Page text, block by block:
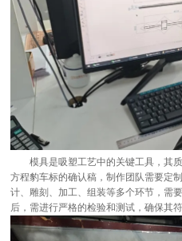
模具是吸塑工艺中的关键工具，其质
方程豹车标的确认稿，制作团队需要定
计、雕刻、加工、组装等多个环节，需
后，需进行严格的检验和测试，确保其符